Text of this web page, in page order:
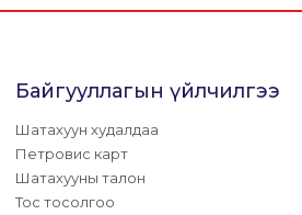
Байгууллагын үйлчилгээ
Шатахуун худалдаа
Петровис карт
Шатахууны талон
Тос тосолгоо